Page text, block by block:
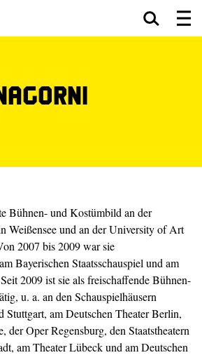
Bühnen- und Kostümbild an der
Weißensee und an der University of Art
2007 bis 2009 war sie
Bayerischen Staatsschauspiel und am
2009 ist sie als freischaffende Bühnen-
u. a. an den Schauspielhäusern
am Deutschen Theater Berlin,
der Oper Regensburg, den Staatstheatern
am Theater Lübeck und am Deutschen